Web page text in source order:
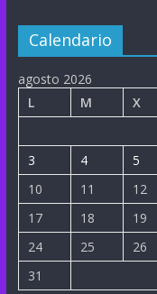
Calendario
agosto 2026
L
M X
3
4 5
10
11 12
17
18 19
24
25 26
31